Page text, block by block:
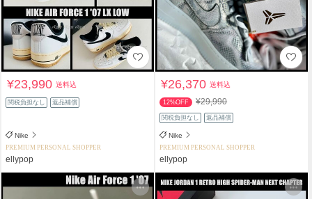
¥23,990送料込
関税負担なし 返品補償
Nike
PREMIUM PERSONAL SHOPPER
ellypop
¥26,370送料込
12%OFF ¥29,990
関税負担なし 返品補償
Nike
PREMIUM PERSONAL SHOPPER
ellypop